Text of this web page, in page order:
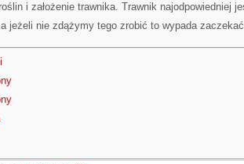
i założenie trawnika. Trawnik najodpowiedniej
jeżeli nie zdążymy tego zrobić to wypada